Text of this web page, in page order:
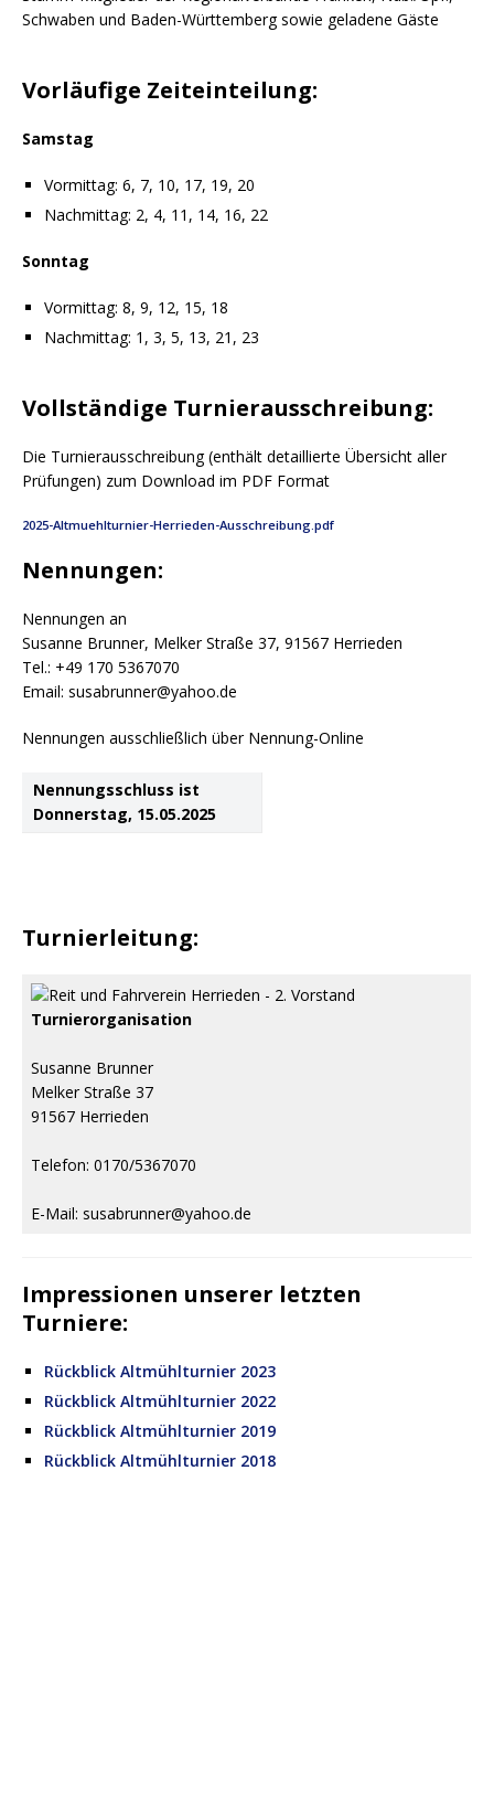
Schwaben und Baden-Württemberg sowie geladene Gäste
Vorläufige Zeiteinteilung:
Samstag
Vormittag: 6, 7, 10, 17, 19, 20
Nachmittag: 2, 4, 11, 14, 16, 22
Sonntag
Vormittag: 8, 9, 12, 15, 18
Nachmittag: 1, 3, 5, 13, 21, 23
Vollständige Turnierausschreibung:
Die Turnierausschreibung (enthält detaillierte Übersicht aller
Prüfungen) zum Download im PDF Format
2025-Altmuehlturnier-Herrieden-Ausschreibung.pdf
Nennungen:
Nennungen an
Susanne Brunner, Melker Straße 37, 91567 Herrieden
Tel.: +49 170 5367070
Email: susabrunner@yahoo.de
Nennungen ausschließlich über Nennung-Online
Nennungsschluss ist
Donnerstag, 15.05.2025
Turnierleitung:
Turnierorganisation
Susanne Brunner
Melker Straße 37
91567 Herrieden
Telefon: 0170/5367070
E-Mail: susabrunner@yahoo.de
Impressionen unserer letzten
Turniere:
Rückblick Altmühlturnier 2023
Rückblick Altmühlturnier 2022
Rückblick Altmühlturnier 2019
Rückblick Altmühlturnier 2018